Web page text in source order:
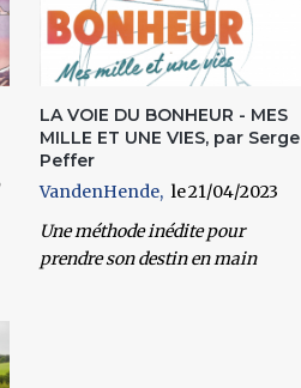
LA VOIE DU BONHEUR - MES
MILLE ET UNE VIES, par Serge
Peffer
VandenHende
21/04/2023
Une méthode inédite pour
prendre son destin en main